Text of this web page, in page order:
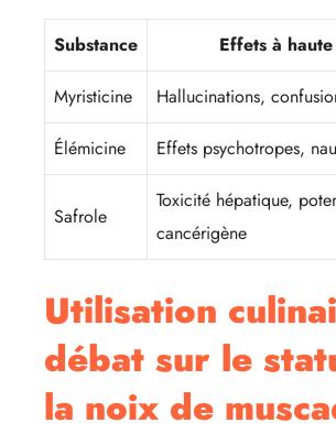
Substance Effets à
Myristicine Hallucinations,
Élémicine Effets psychotropes,
Safrole
Toxicité hépatique,
cancérigène
Utilisation
débat sur le
la noix de